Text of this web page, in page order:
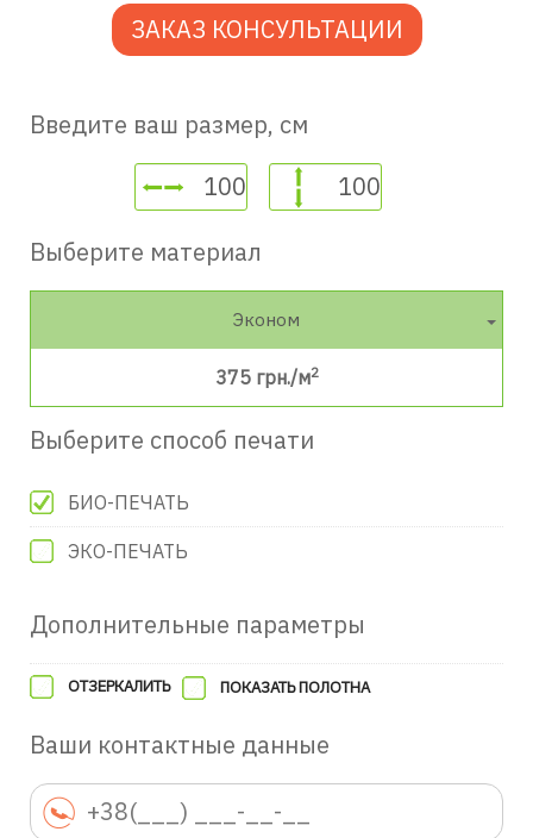
ЗАКАЗ КОНСУЛЬТАЦИИ
Введите ваш размер, см
Выберите материал
Эконом
375 грн./м2
Выберите способ печати
БИО-ПЕЧАТЬ
ЭКО-ПЕЧАТЬ
Дополнительные параметры
ОТЗЕРКАЛИТЬ ПОКАЗАТЬ ПОЛОТНА
Ваши контактные данные